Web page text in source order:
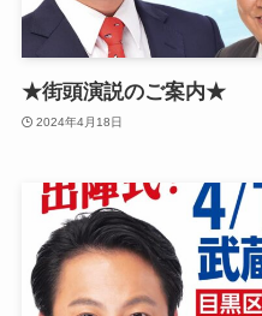
★街頭演説のご案内★
2024年4月18日